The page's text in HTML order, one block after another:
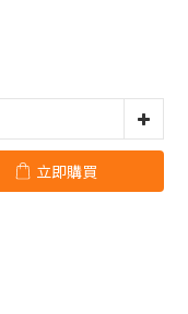
立即購買